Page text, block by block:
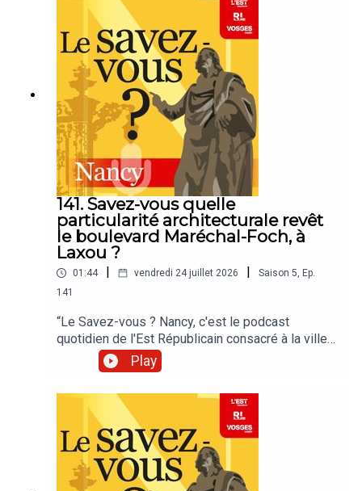
141. Savez-vous quelle
particularité architecturale revêt
le boulevard Maréchal-Foch, à
Laxou ?
01:44 vendredi 24 juillet 2026 Saison 5, Ep.
141
“Le Savez-vous ? Nancy, c'est le podcast
quotidien de l'Est Républicain consacré à la ville
et à tout ce que vous ignorez sur elle.Un podcast
raconté par Jean-Marie Russe basé sur les
articles réalisés par la rédaction locale de Nancy.”
Play